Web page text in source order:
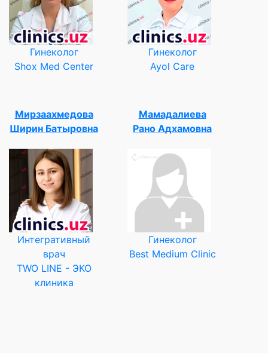
Гинеколог
Shox Med Center
Гинеколог
Ayol Care
Мирзаахмедова
Ширин Батыровна
Интегративный
врач
TWO LINE - ЭКО
клиника
Мамадалиева
Рано Адхамовна
Гинеколог
Best Medium Clinic